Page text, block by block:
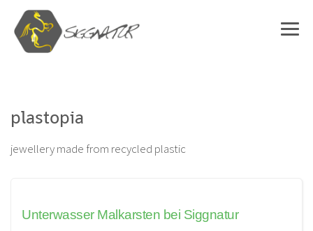
plastopia
jewellery made from recycled plastic
Unterwasser Malkarsten bei Siggnatur